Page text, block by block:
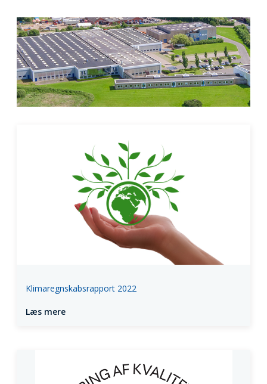
Klimaregnskabsrapport 2022
Læs mere